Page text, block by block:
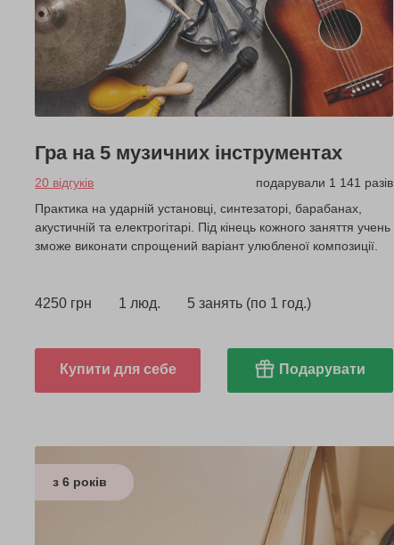
Гра на 5 музичних інструментах
20 відгуків
подарували 1 141 разів
Практика на ударній установці, синтезаторі, барабанах,
акустичній та електрогітарі. Під кінець кожного заняття учень
зможе виконати спрощений варіант улюбленої композиції.
4250 грн 1 люд. 5 занять (по 1 год.)
Купити для себе Подарувати
з 6 років